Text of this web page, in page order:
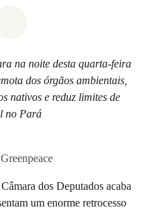
na noite desta quarta-feira
dos órgãos ambientais,
nativos e reduz limites de
no Pará
dos Deputados acaba
um enorme retrocesso